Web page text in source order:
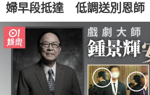
婦早段抵達 低調送別恩師